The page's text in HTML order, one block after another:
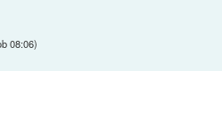
08:06)